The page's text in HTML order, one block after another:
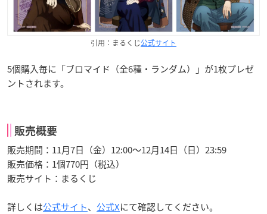
引用：まるくじ公式サイト
5個購入毎に「ブロマイド（全6種・ランダム）」が1枚プレゼ
ントされます。
販売概要
販売期間：11月7日（金）12:00～12月14日（日）23:59
販売価格：1個770円（税込）
販売サイト：まるくじ
詳しくは公式サイト、 公式Xにて確認してください。